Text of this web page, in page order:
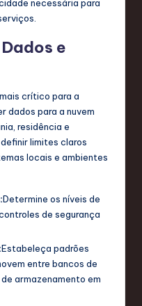
necessária para
e
crítico para a
dados para a nuvem
residência e
limites claros
locais e ambientes
Determine os níveis de
de segurança
Estabeleça padrões
entre bancos de
armazenamento em